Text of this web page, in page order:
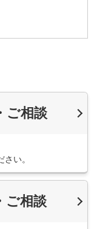
ご相談
い。
ご相談